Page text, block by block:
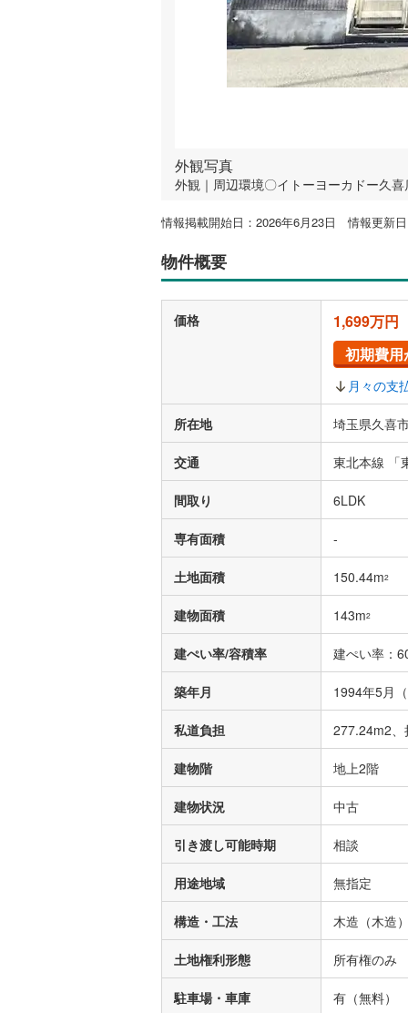
外観写真
外観｜周辺環境〇イトーヨーカドー久
情報掲載開始日：2026年6月23日 情報更新
物件概要
価格
1,699万円
初期費
月々の支
所在地 埼玉県久喜
交通 東北本線
間取り 6LDK
専有面積 -
土地面積 150.44m2
建物面積 143m2
建ぺい率/容積率 建ぺい率：
築年月 1994年5月
私道負担 277.24m2
建物階 地上2階
建物状況 中古
引き渡し可能時期 相談
用途地域 無指定
構造・工法 木造（木造
土地権利形態 所有権のみ
駐車場・車庫 有（無料）